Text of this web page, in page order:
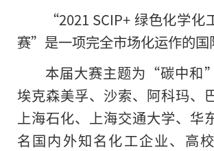
“2021 SCIP+ 绿色化学化
赛”是一项完全市场化运作的国
本届大赛主题为“碳中和
埃克森美孚、沙索、阿科玛、
上海石化、上海交通大学、华
名国内外知名化工企业、高